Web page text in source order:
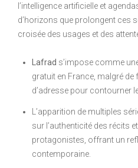
l’intelligence artificielle et
d’horizons que prolongent ces
croisée des usages et des
Lafrad s’impose comme
gratuit en France, malgré
d’adresse pour contourner
L’apparition de multiples
sur l’authenticité des récits
protagonistes, offrant un
contemporaine.